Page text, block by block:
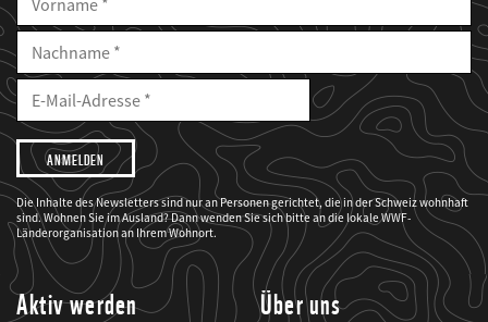
Vorname
Nachname
E-
Mailadresse
E-
Adresse
Ich
möchte,
dass
der
WWF
mich
über
seine
Projekte
informiert.
Die Inhalte des Newsletters sind nur an Personen gerichtet, die in der Schweiz wohnhaft
sind. Wohnen Sie im Ausland? Dann wenden Sie sich bitte an die lokale WWF-
Länderorganisation an Ihrem Wohnort.
Aktiv werden Über uns